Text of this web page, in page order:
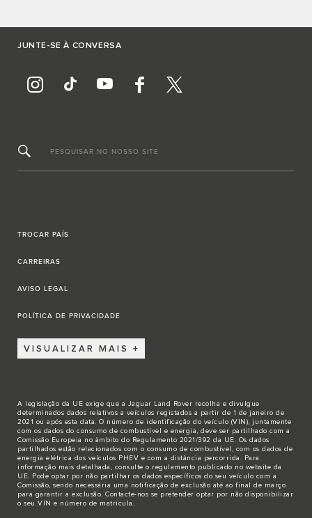
JUNTE-SE À CONVERSA
PESQUISAR NO NOSSO SITE
TROCAR PAÍS
CARREIRAS
AVISO LEGAL
POLÍTICA DE PRIVACIDADE
VISUALIZAR MAIS
A legislação da UE exige que a Jaguar Land Rover recolha e divulgue
determinados dados relativos a veículos registados a partir de 1 de janeiro de
2021 ou após esta data. O número de identificação do veículo (VIN), juntamente
com os dados do consumo de combustível e energia, deve ser partilhado com a
Comissão Europeia no âmbito do Regulamento 2021/392 da UE. Os dados
partilhados estão relacionados com o consumo de combustível, com os dados de
energia elétrica dos veículos PHEV e com a distância percorrida. Para
informação mais detalhada, consulte o regulamento publicado no website da
UE. Pode optar por não partilhar os dados específicos do seu veículo com a
Comissão, sendo necessária uma notificação de exclusão até ao final de março
para garantir a exclusão. Contacte-nos se pretender optar por não disponibilizar
o seu VIN e número de matrícula.